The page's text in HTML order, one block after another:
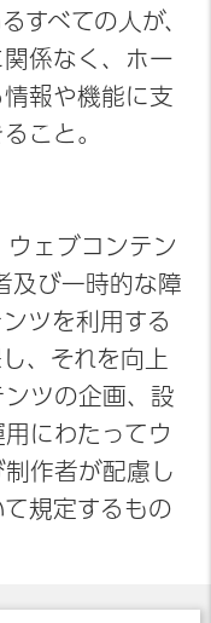
すべての人が、
係なく、ホー
報や機能に支
こと。
ウェブコンテン
及び一時的な障
ツを利用する
、それを向上
ツの企画、設
にわたってウ
作者が配慮し
規定するもの